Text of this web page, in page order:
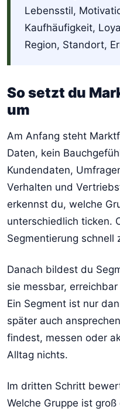
Lebensstil,
Kaufhäufigkeit,
Region, Standort,
So setzt du
um
Am Anfang steht
Daten, kein
Kundendaten,
Verhalten und
erkennst du, welche
unterschiedlich ticken.
Segmentierung schnell
Danach bildest du
sie messbar,
Ein Segment ist nur
später auch
findest, messen oder
Alltag nichts.
Im dritten Schritt
Welche Gruppe ist